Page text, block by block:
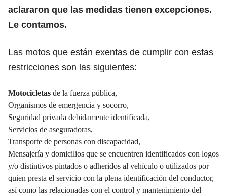
aclararon que las medidas tienen excepciones.
Le contamos.
Las motos que están exentas de cumplir con estas
restricciones son las siguientes:
Motocicletas de la fuerza pública,
Organismos de emergencia y socorro,
Seguridad privada debidamente identificada,
Servicios de aseguradoras,
Transporte de personas con discapacidad,
Mensajería y domicilios que se encuentren identificados con logos
y/o distintivos pintados o adheridos al vehículo o utilizados por
quien presta el servicio con la plena identificación del conductor,
así como las relacionadas con el control y mantenimiento del